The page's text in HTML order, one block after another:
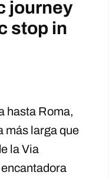
journey
stop in
hasta Roma,
más larga que
la Via